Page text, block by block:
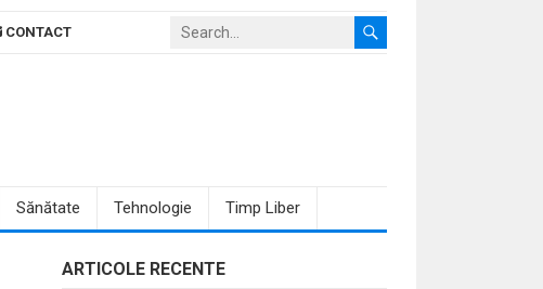
CONTACT
Sănătate Tehnologie Timp Liber
ARTICOLE RECENTE